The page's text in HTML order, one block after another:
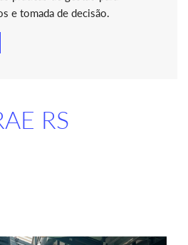
e tomada de decisão.
RS